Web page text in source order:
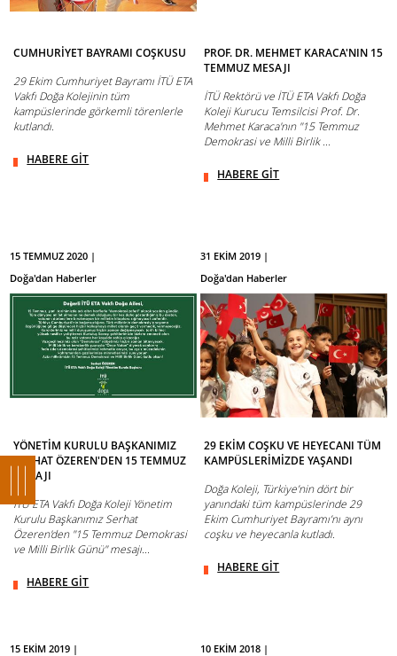
CUMHURİYET BAYRAMI COŞKUSU
29 Ekim Cumhuriyet Bayramı İTÜ ETA
Vakfı Doğa Kolejinin tüm
kampüslerinde görkemli törenlerle
kutlandı.
HABERE GİT
PROF. DR. MEHMET KARACA'NIN 15
TEMMUZ MESAJI
İTÜ Rektörü ve İTÜ ETA Vakfı Doğa
Koleji Kurucu Temsilcisi Prof. Dr.
Mehmet Karaca'nın ''15 Temmuz
Demokrasi ve Milli Birlik ...
HABERE GİT
15 TEMMUZ 2020 |
Doğa'dan Haberler
YÖNETİM KURULU BAŞKANIMIZ
SERHAT ÖZEREN'DEN 15 TEMMUZ
MESAJI
İTÜ ETA Vakfı Doğa Koleji Yönetim
Kurulu Başkanımız Serhat
Özeren'den ''15 Temmuz Demokrasi
ve Milli Birlik Günü'' mesajı...
HABERE GİT
31 EKİM 2019 |
Doğa'dan Haberler
29 EKİM COŞKU VE HEYECANI TÜM
KAMPÜSLERİMİZDE YAŞANDI
Doğa Koleji, Türkiye’nin dört bir
yanındaki tüm kampüslerinde 29
Ekim Cumhuriyet Bayramı’nı aynı
coşku ve heyecanla kutladı.
HABERE GİT
15 EKİM 2019 | 10 EKİM 2018 |